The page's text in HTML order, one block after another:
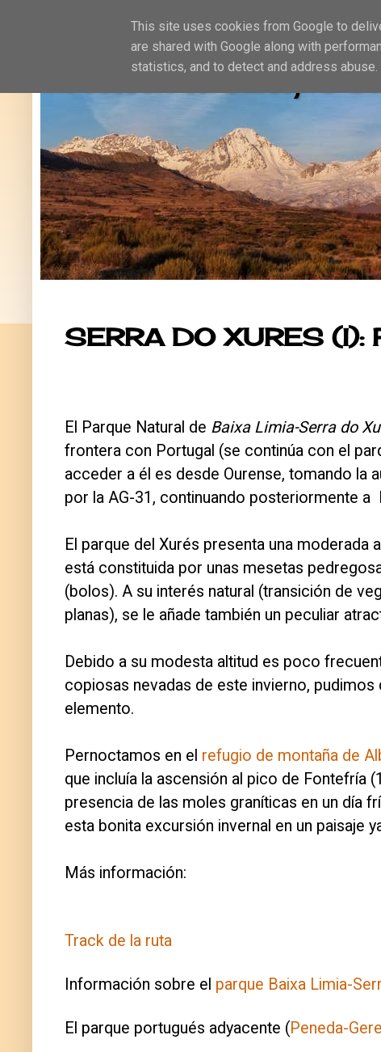
Naturaleza,
SERRA DO XURES (I):
El Parque Natural de Baixa Limia-Serra do
frontera con Portugal (se continúa con el
acceder a él es desde Ourense, tomando la
por la AG-31, continuando posteriormente a
El parque del Xurés presenta una
está constituida por unas mesetas
(bolos). A su interés natural (transición de
planas), se le añade también un peculiar
Debido a su modesta altitud es poco
copiosas nevadas de este invierno,
elemento.
Pernoctamos en el refugio de montaña de
que incluía la ascensión al pico de Fontefría
presencia de las moles graníticas en un día
esta bonita excursión invernal en un paisaje
Más información:
Track de la ruta
Información sobre el parque Baixa Limia-
El parque portugués adyacente (Peneda-
This site uses cookies from Google to
are shared with Google along with
statistics, and to detect and address abuse.